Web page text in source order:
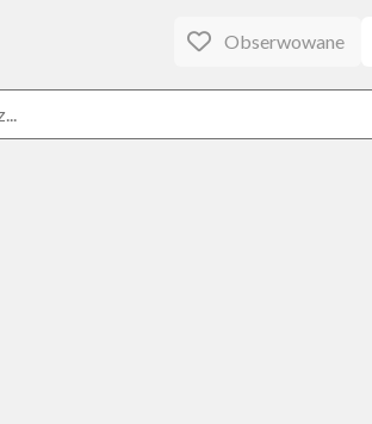
Obserwowane